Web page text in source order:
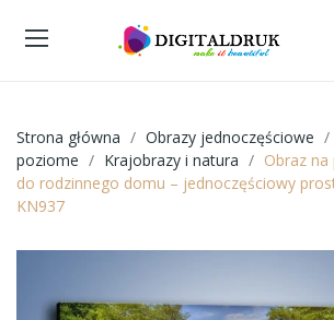
Strona główna Obrazy jednoczęściowe
poziome
Krajobrazy i natura
Obraz
do rodzinnego domu – jednoczęściowy
KN937